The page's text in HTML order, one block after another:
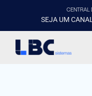
CENTRAL
SEJA UM